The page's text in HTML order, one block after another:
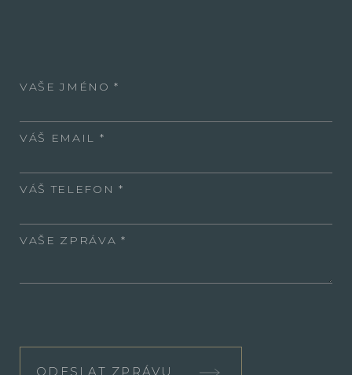
VAŠE JMÉNO
VÁŠ EMAIL
VÁŠ TELEFON
VAŠE ZPRÁVA
ODESLAT ZPRÁVU